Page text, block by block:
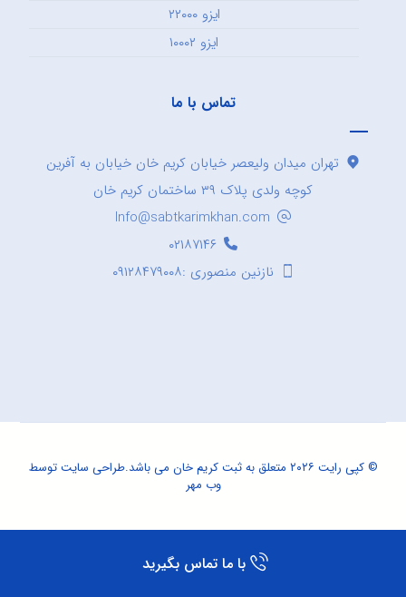
ایزو ۲۲۰۰۰
ایزو ۱۰۰۰۲
تماس با ما
تهران میدان ولیعصر خیابان کریم خان خیابان به آفرین
کوچه ولدی پلاک ۳۹ ساختمان کریم خان
Info@sabtkarimkhan.com
۰۲۱۸۷۱۴۶
نازنین منصوری :۰۹۱۲۸۴۷۹۰۰۸
© کپی رایت ۲۰۲۶ متعلق به ثبت کریم خان می باشد. طراحی سایتتوسط
وب مهر
با ما تماس بگیرید